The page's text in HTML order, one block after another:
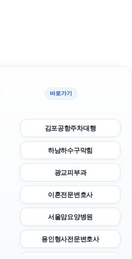
바로가기
김포공항주차대행
하남하수구막힘
광교피부과
이혼전문변호사
서울암요양병원
용인형사전문변호사